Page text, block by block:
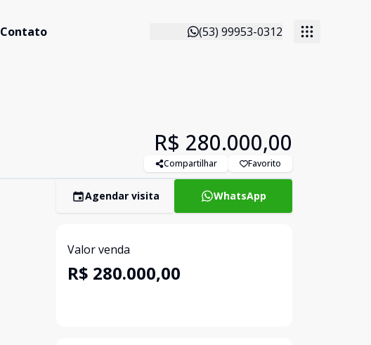
Contato (53) 99953-0312
R$ 280.000,00
Compartilhar Favorito
Agendar visita WhatsApp
Valor venda
R$ 280.000,00